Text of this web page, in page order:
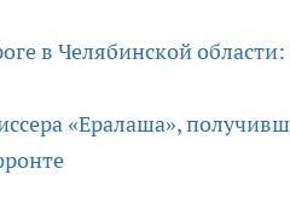
в Челябинской
«Ералаша»,